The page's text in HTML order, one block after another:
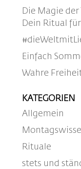
Die Magie
Dein Ritual
Einfach
Wahre
KATEGORIEN
Allgemein
Rituale
stets und